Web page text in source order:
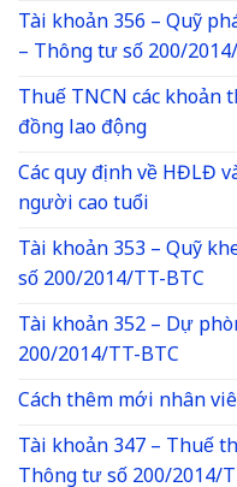
Tài khoản 356 – Quỹ
– Thông tư số 200/
Thuế TNCN các
đồng lao động
Các quy định về HĐLĐ
người cao tuổi
Tài khoản 353 – Quỹ
số 200/2014/TT-BTC
Tài khoản 352 – Dự
200/2014/TT-BTC
Cách thêm mới nhân
Tài khoản 347 – Thuế
Thông tư số 200/2014/